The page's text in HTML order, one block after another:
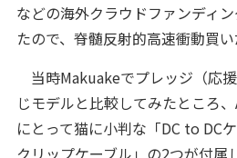
などの海外クラウドファンディ
たので、脊髄反射的高速衝動買い
当時Makuakeでプレッジ（応
じモデルと比較してみたところ
にとって猫に小判な「DC to DC